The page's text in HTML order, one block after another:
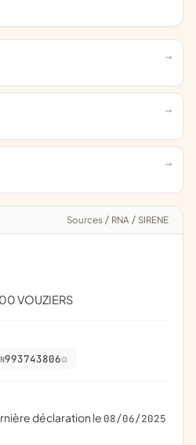
Sources / RNA / SIRENE
VOUZIERS
993743806
déclaration le 08/06/2025